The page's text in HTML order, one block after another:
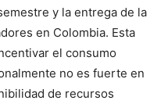
y la entrega de la
en Colombia. Esta
el consumo
no es fuerte en
de recursos